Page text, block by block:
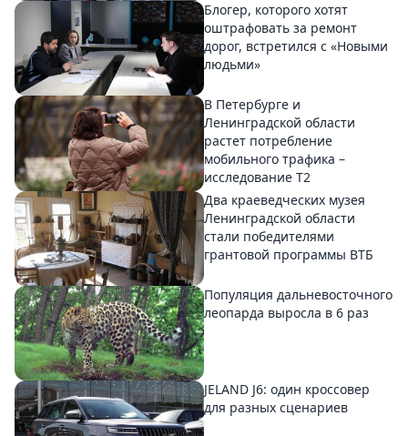
Блогер, которого хотят
оштрафовать за ремонт
дорог, встретился с «Новыми
людьми»
В Петербурге и
Ленинградской области
растет потребление
мобильного трафика –
исследование T2
Два краеведческих музея
Ленинградской области
стали победителями
грантовой программы ВТБ
Популяция дальневосточного
леопарда выросла в 6 раз
JELAND J6: один кроссовер
для разных сценариев